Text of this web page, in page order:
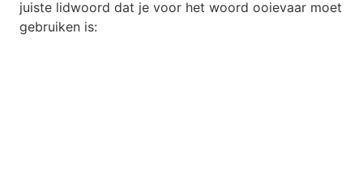
juiste lidwoord dat je voor het woord ooievaar moet
gebruiken is: